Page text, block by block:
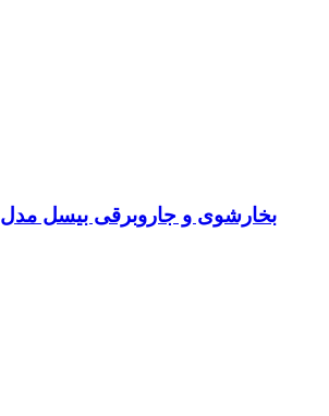
بخارشوی و جاروبرقی بیسل مدل 1977E